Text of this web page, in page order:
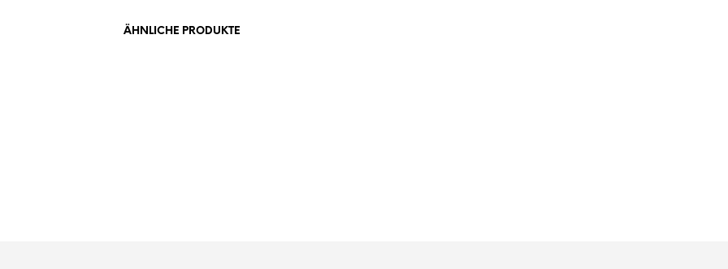
ÄHNLICHE PRODUKTE